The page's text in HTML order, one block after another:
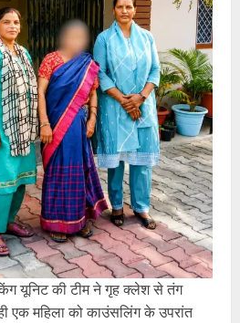
यूनिट की टीम ने गृह क्लेश से तंग
एक महिला को काउंसलिंग के उपरांत